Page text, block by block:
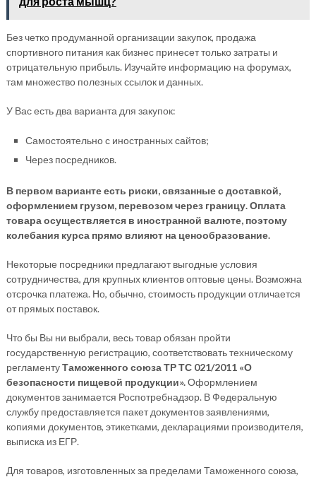
Без четко продуманной организации закупок, продажа
спортивного питания как бизнес принесет только затраты и
отрицательную прибыль. Изучайте информацию на форумах,
там множество полезных ссылок и данных.
У Вас есть два варианта для закупок:
Самостоятельно с иностранных сайтов;
Через посредников.
В первом варианте есть риски, связанные с доставкой,
оформлением грузом, перевозом через границу. Оплата
товара осуществляется в иностранной валюте, поэтому
колебания курса прямо влияют на ценообразование.
Некоторые посредники предлагают выгодные условия
сотрудничества, для крупных клиентов оптовые цены. Возможна
отсрочка платежа. Но, обычно, стоимость продукции отличается
от прямых поставок.
Что бы Вы ни выбрали, весь товар обязан пройти
государственную регистрацию, соответствовать техническому
регламентуТаможенного союза ТР ТС 021/2011 «О
безопасности пищевой продукции».Оформлением
документов занимается Роспотребнадзор. В Федеральную
службу предоставляется пакет документов заявлениями,
копиями документов, этикетками, декларациями производителя,
выписка из ЕГР.
Для товаров, изготовленных за пределами Таможенного союза,